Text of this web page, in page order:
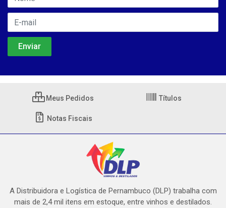
Meus Pedidos Títulos
Notas Fiscais
A Distribuidora e Logística de Pernambuco (DLP) trabalha com
mais de 2,4 mil itens em estoque, entre vinhos e destilados.